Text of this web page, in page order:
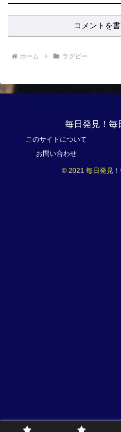
コメントを
ホーム ラグビー
毎日発見！毎
このサイトについて
お問い合わせ
© 2021 毎日発見！